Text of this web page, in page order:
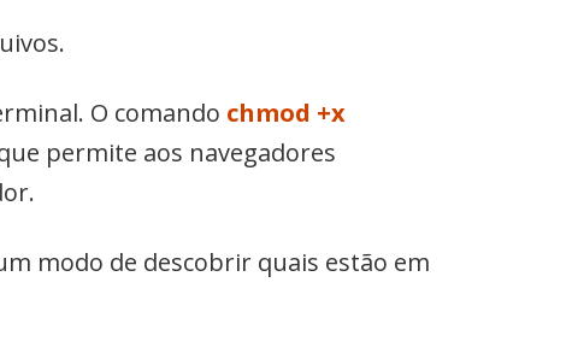
O comando chmod +x
permite aos navegadores
modo de descobrir quais estão em